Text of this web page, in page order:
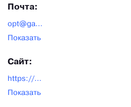
Почта:
opt@garage61.ru
Показать
Сайт:
https://garage61.ru/
Показать